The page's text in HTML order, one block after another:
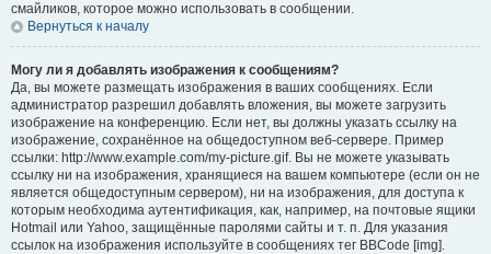
смайликов, которое можно использовать в сообщении.
Вернуться к началу
Могу ли я добавлять изображения к сообщениям?
Да, вы можете размещать изображения в ваших сообщениях. Если
администратор разрешил добавлять вложения, вы можете загрузить
изображение на конференцию. Если нет, вы должны указать ссылку на
изображение, сохранённое на общедоступном веб-сервере. Пример
ссылки: http://www.example.com/my-picture.gif. Вы не можете указывать
ссылку ни на изображения, хранящиеся на вашем компьютере (если он не
является общедоступным сервером), ни на изображения, для доступа к
которым необходима аутентификация, как, например, на почтовые ящики
Hotmail или Yahoo, защищённые паролями сайты и т. п. Для указания
ссылок на изображения используйте в сообщениях тег BBCode [img].